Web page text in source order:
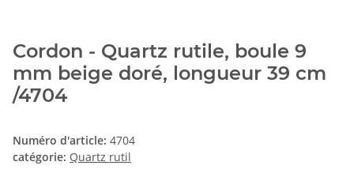
Cordon - Quartz rutile, boule 9
mm beige doré, longueur 39 cm
/4704
Numéro d'article: 4704
catégorie: Quartz rutil